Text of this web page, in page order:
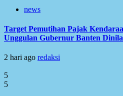
news
Target Pemutihan Pajak
Unggulan Gubernur Banten
2 hari ago redaksi
5
5